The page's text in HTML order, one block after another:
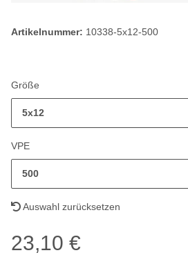
Artikelnummer: 10338-5x12-500
Größe
5x12
VPE
500
Auswahl zurücksetzen
23,10 €